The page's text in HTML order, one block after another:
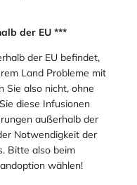
der EU ***
der EU befindet,
Land Probleme mit
Sie also nicht, ohne
diese Infusionen
außerhalb der
Notwendigkeit der
Bitte also beim
wählen!